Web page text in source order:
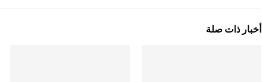
أخبار ذات صلة